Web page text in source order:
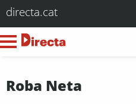
directa.cat
Roba Neta